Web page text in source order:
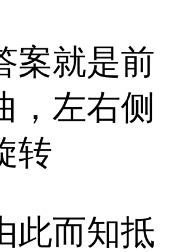
就是前
，左右侧
转
而知抵